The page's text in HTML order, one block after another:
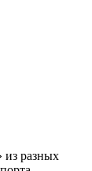
из разных